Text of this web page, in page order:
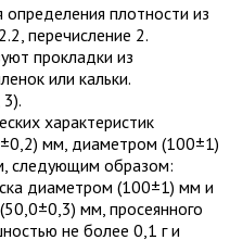
плотности из
перечисление 2.
прокладки из
или кальки.
характеристик
мм, диаметром (100±1)
следующим образом:
диаметром (100±1) мм и
мм, просеянного
не более 0,1 г и